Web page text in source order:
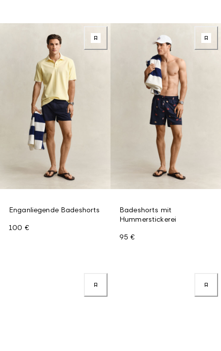
Enganliegende Badeshorts
100 €
Badeshorts mit
Hummerstickerei
95 €